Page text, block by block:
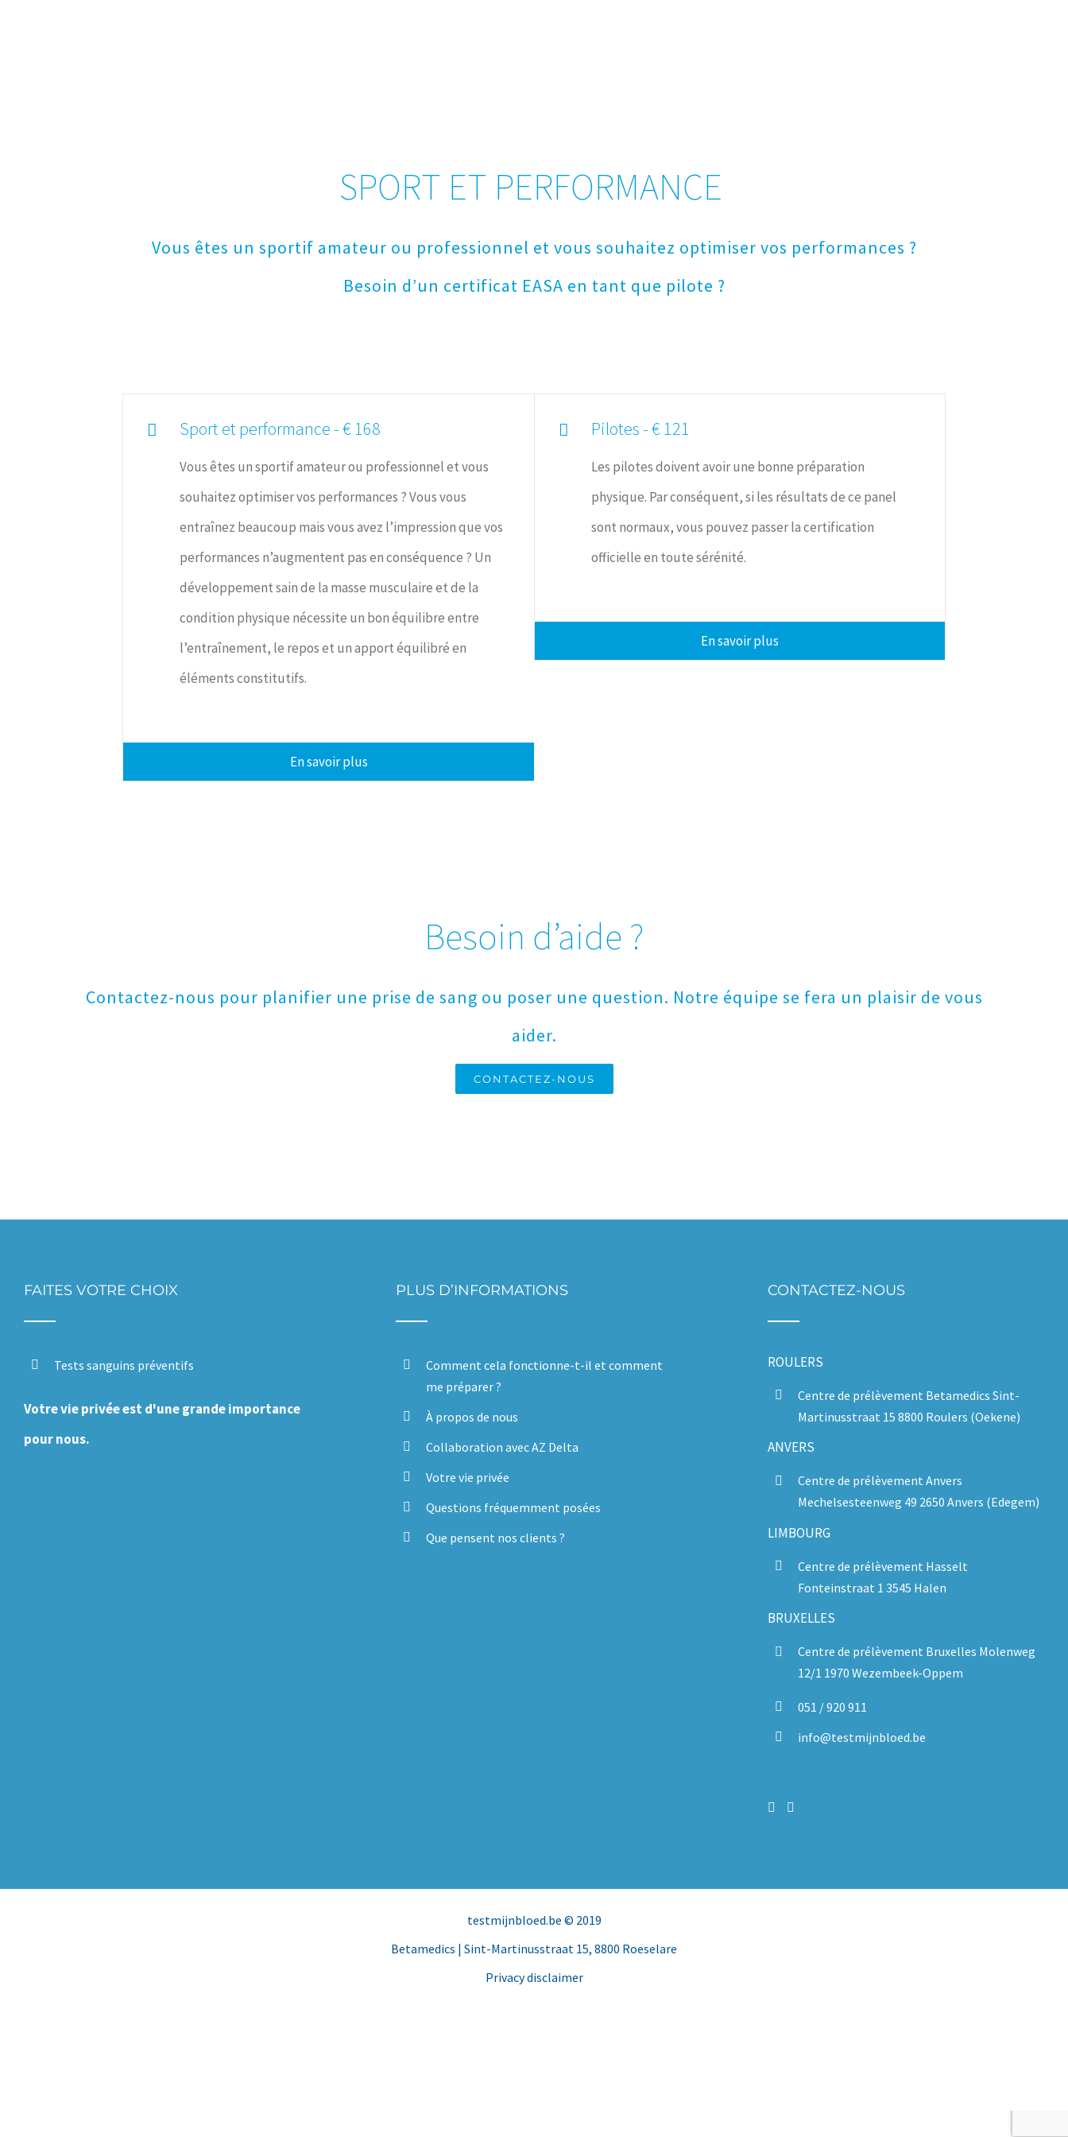
SPORT ET PERFORMANCE
Vous êtes un sportif amateur ou professionnel et vous souhaitez optimiser vos performances ?
Besoin d’un certificat EASA en tant que pilote ?
Sport et performance - € 168
Vous êtes un sportif amateur ou professionnel et vous
souhaitez optimiser vos performances ? Vous vous
entraînez beaucoup mais vous avez l’impression que vos
performances n’augmentent pas en conséquence ? Un
développement sain de la masse musculaire et de la
condition physique nécessite un bon équilibre entre
l’entraînement, le repos et un apport équilibré en
éléments constitutifs.
En savoir plus
Pilotes - € 121
Les pilotes doivent avoir une bonne préparation
physique. Par conséquent, si les résultats de ce panel
sont normaux, vous pouvez passer la certification
officielle en toute sérénité.
En savoir plus
Besoin d’aide ?
Contactez-nous pour planifier une prise de sang ou poser une question. Notre équipe se fera un plaisir de vous
aider.
CONTACTEZ-NOUS
FAITES VOTRE CHOIX
Tests sanguins préventifs
Votre vie privée est d'une grande importance
pour nous.
PLUS D’INFORMATIONS
Comment cela fonctionne-t-il et comment
me préparer ?
À propos de nous
Collaboration avec AZ Delta
Votre vie privée
Questions fréquemment posées
Que pensent nos clients ?
CONTACTEZ-NOUS
ROULERS
Centre de prélèvement Betamedics Sint-
Martinusstraat 15 8800 Roulers (Oekene)
ANVERS
Centre de prélèvement Anvers
Mechelsesteenweg 49 2650 Anvers (Edegem)
LIMBOURG
Centre de prélèvement Hasselt
Fonteinstraat 1 3545 Halen
BRUXELLES
Centre de prélèvement Bruxelles Molenweg
12/1 1970 Wezembeek-Oppem
051 / 920 911
info@testmijnbloed.be
testmijnbloed.be © 2019
Betamedics | Sint-Martinusstraat 15, 8800 Roeselare
Privacy disclaimer